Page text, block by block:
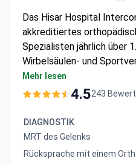
Das Hisar Hospital
akkreditiertes
Spezialisten jährlich über
Wirbelsäulen- und
durchführen.
Bietet robotergestützte
Implantatplatzierung
Verwendet das FAST
dauerhafte
Mehr lesen
4.5243
DIAGNOSTIK
MRT des Gelenks
Rücksprache mit einem